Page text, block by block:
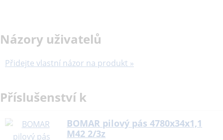
Názory uživatelů
Přidejte vlastní názor na produkt »
Příslušenství k
BOMAR pilový pás 4780x34x1,1
M42 2/3z